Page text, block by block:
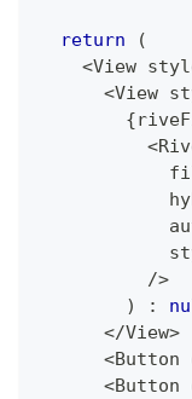
return
(
<View
<View
{
<
/>
)
:
</View>
<Button
<Button